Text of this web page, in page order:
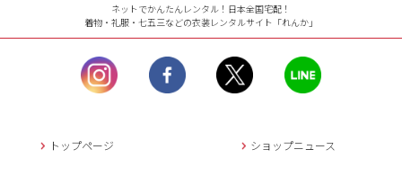
【お問い合わせ窓口（メー
ル）】10:00~17:00
土曜日、日曜日、臨
時休業日を除く。
営業時間外にいただ
返信させていただきま
ネットでかんたんレンタル！日本全国宅配！
着物・礼服・七五三などの衣装レンタルサイト「れんか」
トップページ ショップニュース